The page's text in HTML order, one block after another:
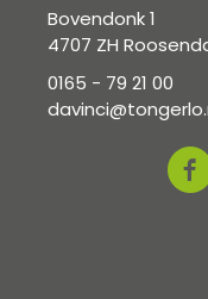
Bovendonk 1
4707 ZH
0165 - 79 21 00